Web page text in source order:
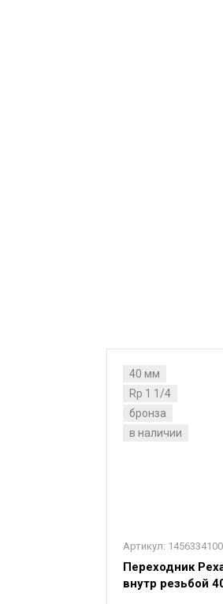
40 мм
Rp 1 1/4
бронза
в наличии
Артикул:
Переходник
внутр резьбой